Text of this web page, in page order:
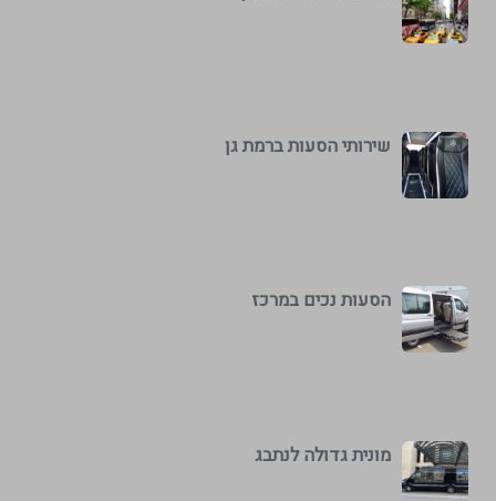
שירותי הסעות ברמת גן
הסעות נכים במרכז
מונית גדולה לנתבג